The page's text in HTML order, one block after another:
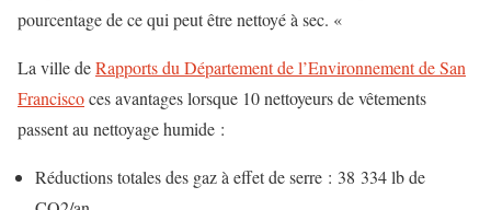
pourcentage de ce qui peut être nettoyé à sec. «
La ville deRapports du Département de l’Environnement de San
Franciscoces avantages lorsque 10 nettoyeurs de vêtements
passent au nettoyage humide :
Réductions totales des gaz à effet de serre : 38 334 lb de